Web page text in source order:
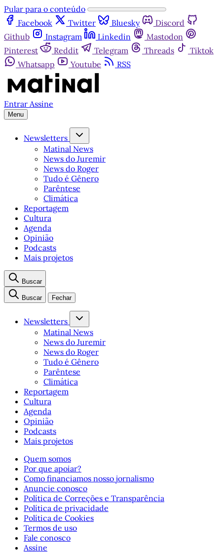
Pular para o conteúdo
Facebook
Twitter Bluesky
Discord
Github
Instagram Linkedin
Mastodon
Pinterest
Reddit Telegram Threads
Tiktok
Whatsapp
Youtube RSS
Entrar Assine
Menu
Newsletters
Matinal News
News do Juremir
News do Roger
Tudo é Gênero
Parêntese
Climática
Reportagem
Cultura
Agenda
Opinião
Podcasts
Mais projetos
Buscar
Buscar Fechar
Newsletters
Matinal News
News do Juremir
News do Roger
Tudo é Gênero
Parêntese
Climática
Reportagem
Cultura
Agenda
Opinião
Podcasts
Mais projetos
Quem somos
Por que apoiar?
Como financiamos nosso jornalismo
Anuncie conosco
Política de Correções e Transparência
Política de privacidade
Política de Cookies
Termos de uso
Fale conosco
Assine